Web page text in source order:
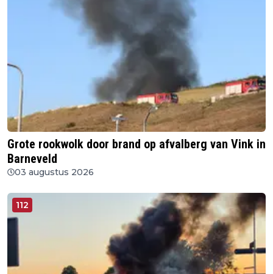
Grote rookwolk door brand op afvalberg van Vink in
Barneveld
03 augustus 2026
112